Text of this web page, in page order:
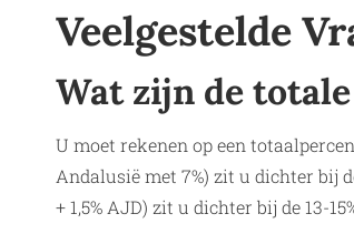
Veelgestelde
Wat zijn de
U moet rekenen op een
Andalusië met 7%) zit u dichter bij
+ 1,5% AJD) zit u dichter bij de 13-